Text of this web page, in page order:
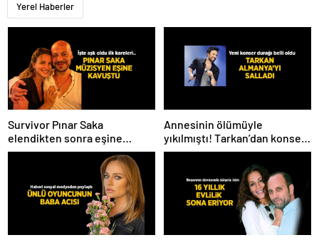
Yerel Haberler
Survivor Pınar Saka
elendikten sonra eşine
kavuştu! Aşk dolu fotoğrafını
Instagram’dan paylaştı
Annesinin ölümüyle
yıkılmıştı! Tarkan’dan konser
paylaşımı